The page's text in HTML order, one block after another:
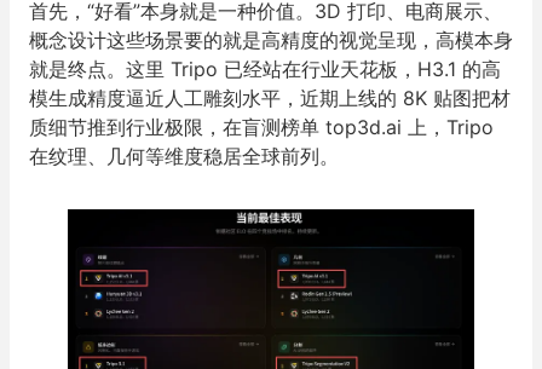
首先，“好看”本身就是一种价值。3D 打印、电商展示、
概念设计这些场景要的就是高精度的视觉呈现，高模本身
就是终点。这里 Tripo 已经站在行业天花板，H3.1 的高
模生成精度逼近人工雕刻水平，近期上线的 8K 贴图把材
质细节推到行业极限，在盲测榜单 top3d.ai 上，Tripo
在纹理、几何等维度稳居全球前列。